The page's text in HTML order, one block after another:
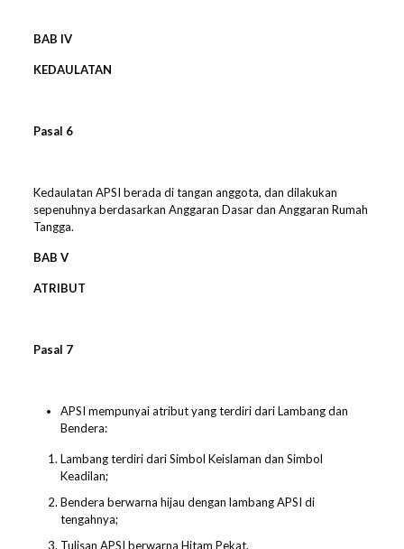
BAB IV
KEDAULATAN
Pasal 6
Kedaulatan APSI berada di tangan anggota, dan dilakukan
sepenuhnya berdasarkan Anggaran Dasar dan Anggaran Rumah
Tangga.
BAB V
ATRIBUT
Pasal 7
APSI mempunyai atribut yang terdiri dari Lambang dan
Bendera:
Lambang terdiri dari Simbol Keislaman dan Simbol
Keadilan;
Bendera berwarna hijau dengan lambang APSI di
tengahnya;
Tulisan APSI berwarna Hitam Pekat.